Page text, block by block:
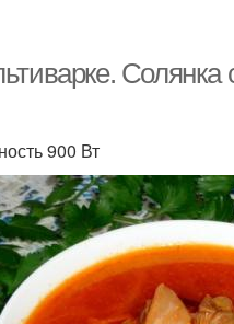
Солянка
900 Вт